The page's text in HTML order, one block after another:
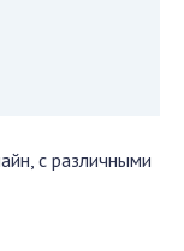
с различными